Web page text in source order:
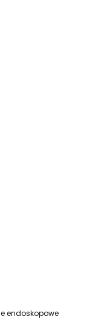
endoskopowe